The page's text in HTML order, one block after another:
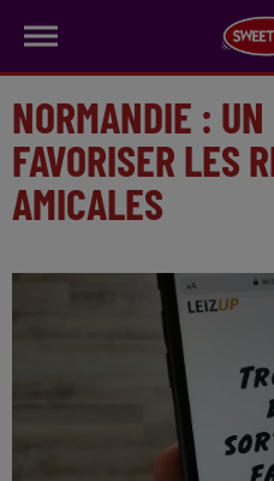
NORMANDIE :
FAVORISER LES
AMICALES